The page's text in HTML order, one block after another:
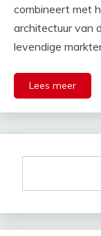
combineert met
architectuur van
levendige
Lees meer